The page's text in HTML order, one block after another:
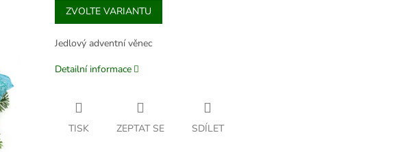
cena:
ZVOLTE VARIANTU
Jedlový adventní věnec
Detailní informace
TISK ZEPTAT SE SDÍLET